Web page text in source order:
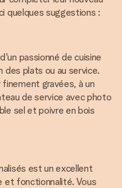
quelques suggestions :
passionné de cuisine
des plats ou au service.
gravées, à un
de service avec photo
sel et poivre en bois
est un excellent
et fonctionnalité. Vous